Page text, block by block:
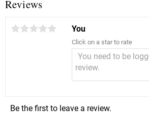
Reviews
You
Click on a star to rate
Be the first to leave a review.